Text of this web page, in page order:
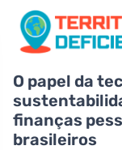
O papel da
finanças
brasileiros